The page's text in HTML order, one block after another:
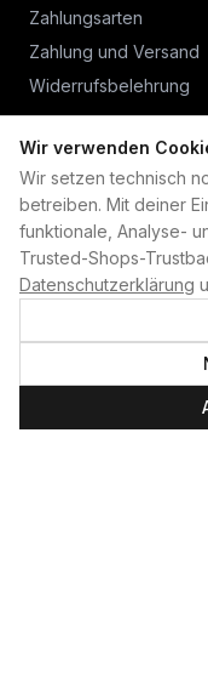
Wir verwenden
Wir setzen technisch
betreiben. Mit deiner
funktionale, Analyse-
Trusted-Shops-
Datenschutzerklärung
Zahlungsarten
Zahlung und Versand
Widerrufsbelehrung
PLAN B
Home
Kontakt
Impressum
Datenschutzerklärung